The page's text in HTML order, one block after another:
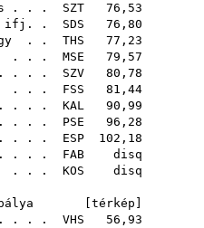
. . . SZT 76,53
ifj. . SDS 76,80
. . THS 77,23
. . . MSE 79,57
. . . SZV 80,78
. . . FSS 81,44
. . . KAL 90,99
. . . PSE 96,28
. . . ESP 102,18
. . . FAB disq
. . . KOS disq
pálya [ térkép
. . . VHS 56,93